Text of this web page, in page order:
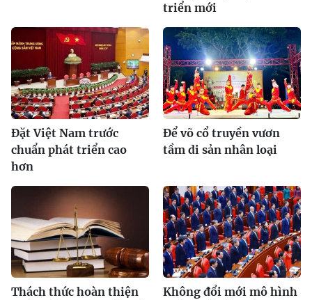
triển mới
Đặt Việt Nam trước
chuẩn phát triển cao
hơn
Để võ cổ truyền vươn
tầm di sản nhân loại
Thách thức hoàn thiện
Không đổi mới mô hình